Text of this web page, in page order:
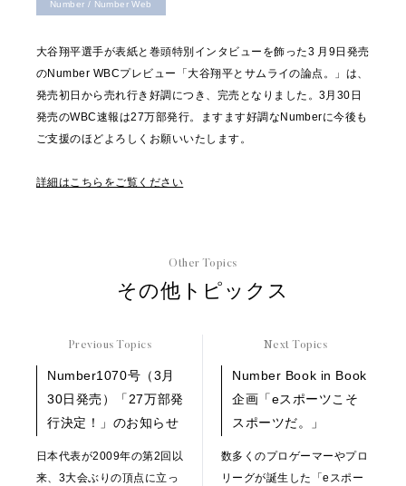
Number / Number Web
大谷翔平選手が表紙と巻頭特別インタビューを飾った3 月9日発売
のNumber WBCプレビュー「大谷翔平とサムライの論点。」は、
発売初日から売れ行き好調につき、完売となりました。3月30日
発売のWBC速報は27万部発行。ますます好調なNumberに今後も
ご支援のほどよろしくお願いいたします。
詳細はこちらをご覧ください
Other Topics
その他トピックス
Previous Topics
Number1070号（3月
30日発売）「27万部発
行決定！」のお知らせ
日本代表が2009年の第2回以
来、3大会ぶりの頂点に立っ
Next Topics
Number Book in Book
企画「eスポーツこそ
スポーツだ。」
数多くのプロゲーマーやプロ
リーグが誕生した「eスポー